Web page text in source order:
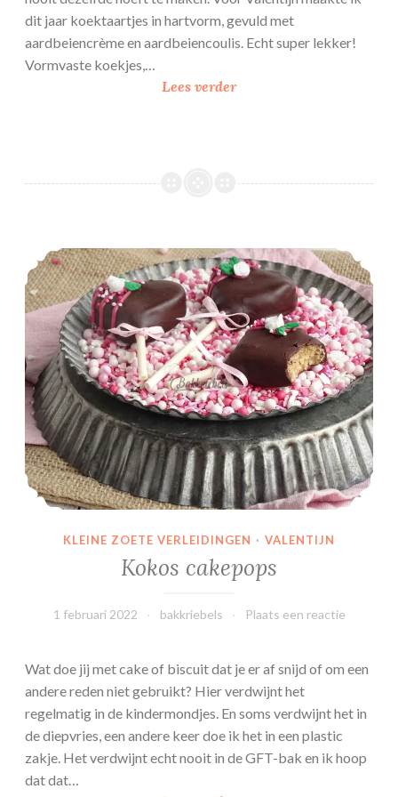
l
l
n
dit jaar koektaartjes in hartvorm, gevuld met
aardbeiencrème en aardbeiencoulis. Echt super lekker!
Vormvaste koekjes,…
Lees verderV
n
s
k
o
e
k
t
a
a
r
j
Kokos cakepops
KLEINE ZOETE VERLEIDINGEN · VALENTIJN
Kokos cakepops
1 februari 2022 bakkriebels Plaats een reactie
Wat doe jij met cake of biscuit dat je er af snijd of om een
andere reden niet gebruikt? Hier verdwijnt het
regelmatig in de kindermondjes. En soms verdwijnt het in
de diepvries, een andere keer doe ik het in een plastic
zakje. Het verdwijnt echt nooit in de GFT-bak en ik hoop
dat dat…